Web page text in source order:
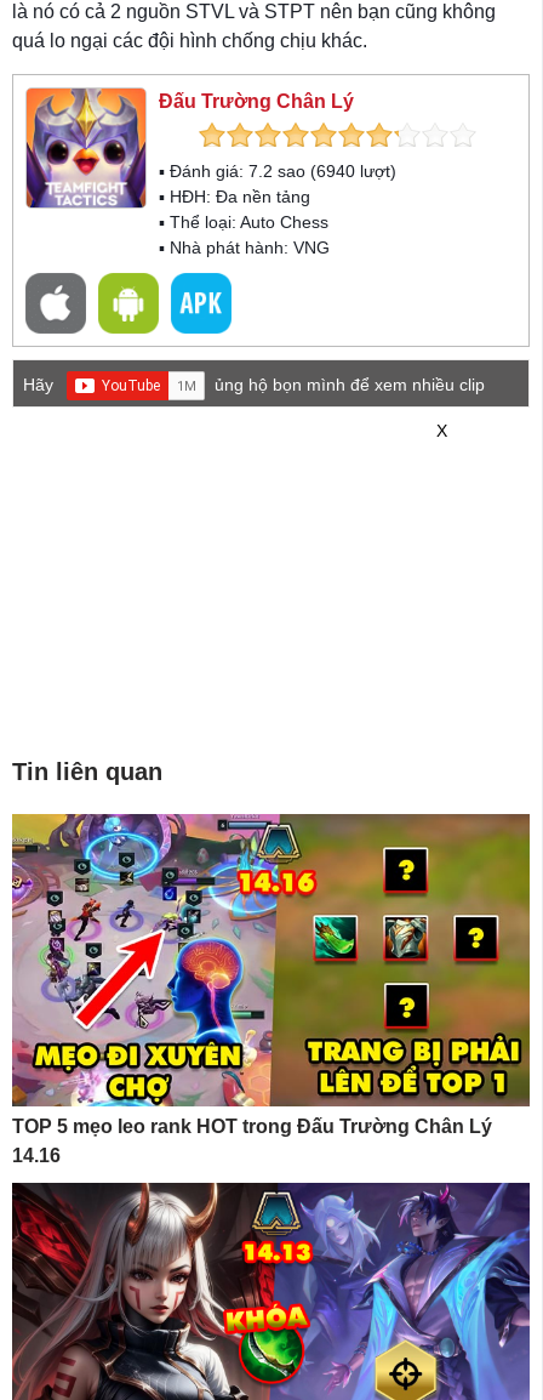
là nó có cả 2 nguồn STVL và STPT nên bạn cũng không
quá lo ngại các đội hình chống chịu khác.
Đấu Trường Chân Lý
▪ Đánh giá: 7.2 sao (6940 lượt)
▪ HĐH: Đa nền tảng
▪ Thể loại: Auto Chess
▪ Nhà phát hành: VNG
Hãy
ủng hộ bọn mình để xem nhiều clip
X
Tin liên quan
TOP 5 mẹo leo rank HOT trong Đấu Trường Chân Lý
14.16